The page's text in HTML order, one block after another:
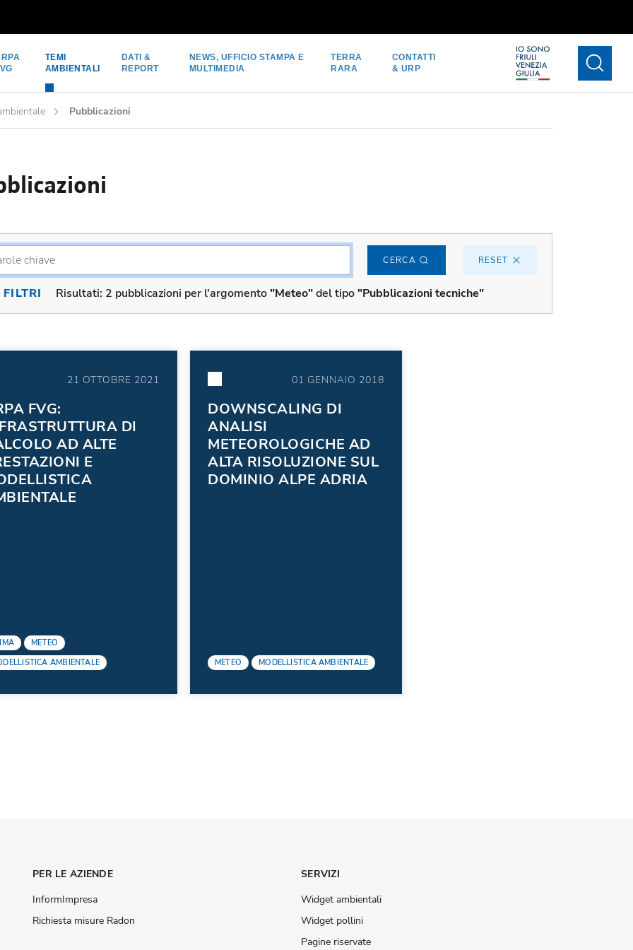
TEMI
AMBIENTALI
DATI &
REPORT
NEWS, UFFICIO STAMPA E
MULTIMEDIA
TERRA
RARA
CONTATTI
& URP
Pubblicazioni
CERCA RESET
FILTRI Risultati: 2 pubblicazioni per l'argomento"Meteo"del tipo"Pubblicazioni tecniche"
21 OTTOBRE 2021
FVG:
DI
AD ALTE
E
METEO
AMBIENTALE
01 GENNAIO 2018
DOWNSCALING DI
ANALISI
METEOROLOGICHE AD
ALTA RISOLUZIONE SUL
DOMINIO ALPE ADRIA
METEO MODELLISTICA AMBIENTALE
PER LE AZIENDE
InformImpresa
Richiesta misure Radon
SERVIZI
Widget ambientali
Widget pollini
Pagine riservate